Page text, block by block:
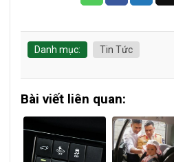
Danh mục: Tin Tức
Bài viết liên quan: